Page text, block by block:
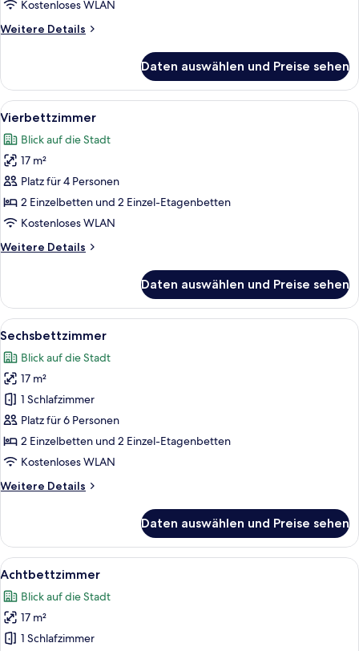
Kostenloses WLAN
Weitere Details
Weitere
Daten auswählen und Preise sehen
Alle
Fotos
für
Vierbettzimmer
anzeigen
Zimmersafe, Schreibtisch,
4
Vierbettzimmer
Blick auf die Stadt
17 m²
Platz für 4 Personen
2 Einzelbetten und 2 Einzel-Etagenbetten
Kostenloses WLAN
Weitere Details
Weitere
Daten auswählen und Preise sehen
Alle
Fotos
für
Sechsbettzimmer
anzeigen
Zimmersafe, Schreibtisch,
4
Sechsbettzimmer
Blick auf die Stadt
17 m²
1 Schlafzimmer
Platz für 6 Personen
2 Einzelbetten und 2 Einzel-Etagenbetten
Kostenloses WLAN
Weitere Details
Weitere
Daten auswählen und Preise sehen
Alle
Fotos
für
Achtbettzimmer
anzeigen
Zimmersafe, Schreibtisch,
4
Achtbettzimmer
Blick auf die Stadt
17 m²
1 Schlafzimmer